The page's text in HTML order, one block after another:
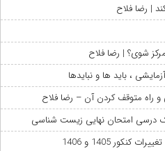
| رضا فلاح
شوی؟ | رضا فلاح
، باید ها و نبایدها
1405 و 1406